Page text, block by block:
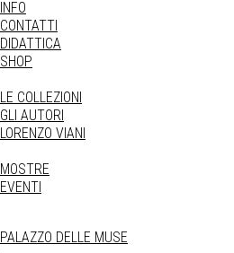
INFO
CONTATTI
DIDATTICA
SHOP
LE COLLEZIONI
GLI AUTORI
LORENZO VIANI
MOSTRE
EVENTI
PALAZZO DELLE MUSE